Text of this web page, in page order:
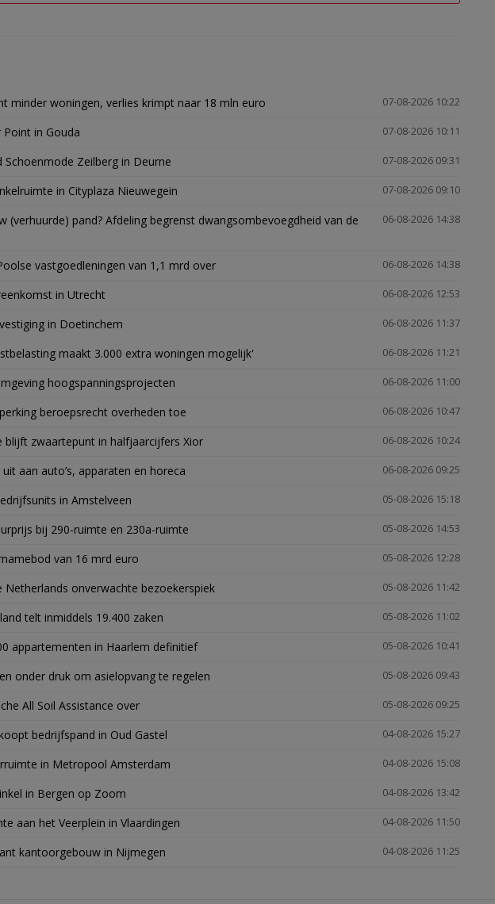
07-08-2026 10:22
minder woningen, verlies krimpt naar 18 mln euro
07-08-2026 10:11
in Gouda
07-08-2026 09:31
Schoenmode Zeilberg in Deurne
07-08-2026 09:10
in Cityplaza Nieuwegein
06-08-2026 14:38
(verhuurde) pand? Afdeling begrenst dwangsombevoegdheid van de
06-08-2026 14:38
vastgoedleningen van 1,1 mrd over
06-08-2026 12:53
in Utrecht
06-08-2026 11:37
in Doetinchem
06-08-2026 11:21
maakt 3.000 extra woningen mogelijk'
06-08-2026 11:00
hoogspanningsprojecten
06-08-2026 10:47
beroepsrecht overheden toe
06-08-2026 10:24
blijft zwaartepunt in halfjaarcijfers Xior
06-08-2026 09:25
aan auto’s, apparaten en horeca
05-08-2026 15:18
in Amstelveen
05-08-2026 14:53
bij 290-ruimte en 230a-ruimte
05-08-2026 12:28
van 16 mrd euro
05-08-2026 11:42
onverwachte bezoekerspiek
05-08-2026 11:02
telt inmiddels 19.400 zaken
05-08-2026 10:41
appartementen in Haarlem definitief
05-08-2026 09:43
onder druk om asielopvang te regelen
05-08-2026 09:25
All Soil Assistance over
04-08-2026 15:27
bedrijfspand in Oud Gastel
04-08-2026 15:08
in Metropool Amsterdam
04-08-2026 13:42
in Bergen op Zoom
04-08-2026 11:50
aan het Veerplein in Vlaardingen
04-08-2026 11:25
kantoorgebouw in Nijmegen